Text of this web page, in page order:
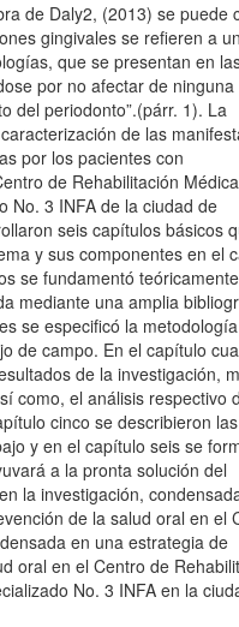
de Daly2, (2013) se puede
gingivales se refieren a
que se presentan en
por no afectar de
del periodonto”.(párr. 1). La
de las
por los pacientes con
de Rehabilitación Médica
No. 3 INFA de la ciudad de
seis capítulos básicos
y sus componentes en el
se fundamentó
mediante una amplia
se especificó la metodología
de campo. En el capítulo
de la investigación,
como, el análisis respectivo
cinco se describieron las
y en el capítulo seis se
a la pronta solución del
la investigación,
de la salud oral en el
en una estrategia de
oral en el Centro de
No. 3 INFA en la